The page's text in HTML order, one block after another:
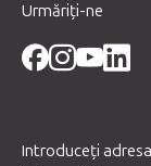
Urmăriți-ne
Introduceţi